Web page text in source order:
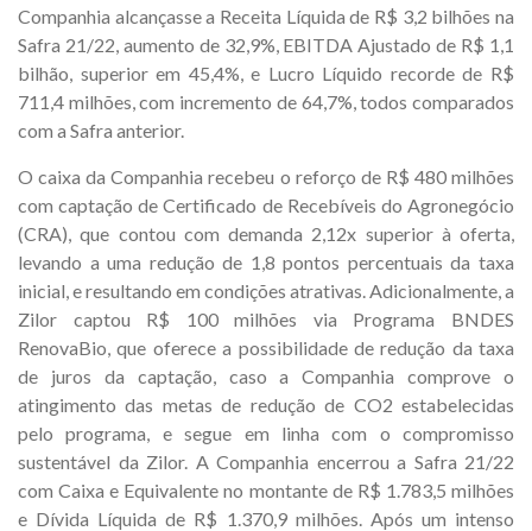
Companhia alcançasse a Receita Líquida de R$ 3,2 bilhões na
Safra 21/22, aumento de 32,9%, EBITDA Ajustado de R$ 1,1
bilhão, superior em 45,4%, e Lucro Líquido recorde de R$
711,4 milhões, com incremento de 64,7%, todos comparados
com a Safra anterior.
O caixa da Companhia recebeu o reforço de R$ 480 milhões
com captação de Certificado de Recebíveis do Agronegócio
(CRA), que contou com demanda 2,12x superior à oferta,
levando a uma redução de 1,8 pontos percentuais da taxa
inicial, e resultando em condições atrativas. Adicionalmente, a
Zilor captou R$ 100 milhões via Programa BNDES
RenovaBio, que oferece a possibilidade de redução da taxa
de juros da captação, caso a Companhia comprove o
atingimento das metas de redução de CO2 estabelecidas
pelo programa, e segue em linha com o compromisso
sustentável da Zilor. A Companhia encerrou a Safra 21/22
com Caixa e Equivalente no montante de R$ 1.783,5 milhões
e Dívida Líquida de R$ 1.370,9 milhões. Após um intenso